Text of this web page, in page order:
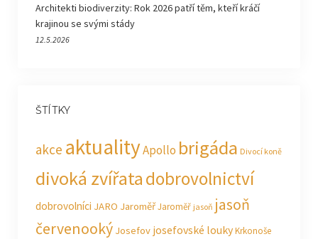
Architekti biodiverzity: Rok 2026 patří těm, kteří kráčí
krajinou se svými stády
12.5.2026
ŠTÍTKY
akce aktualityApollo brigáda Divocí koně
divoká zvířatadobrovolnictví
dobrovolníci JARO JaroměřJaroměř jasoň jasoň
červenooký Josefov josefovské loukyKrkonoše